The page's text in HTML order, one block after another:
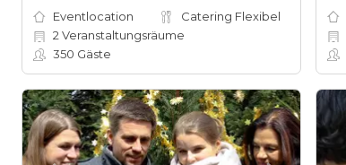
Eventlocation
Catering Flexibel
2 Veranstaltungsräume
350 Gäste